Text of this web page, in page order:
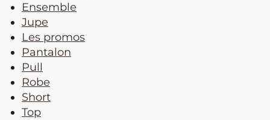
Ensemble
Jupe
Les promos
Pantalon
Pull
Robe
Short
Top